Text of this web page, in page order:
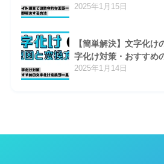
2025年1月15日
【簡単解決】文字化
字化け対策・おすすめ
2025年1月14日